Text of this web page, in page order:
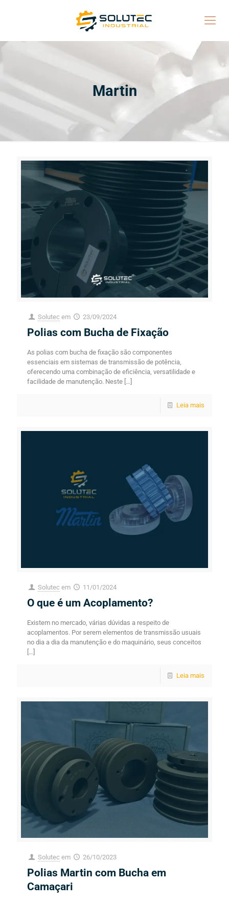
Martin
Solutec em 23/09/2024
Polias com Bucha de Fixação
As polias com bucha de fixação são componentes
essenciais em sistemas de transmissão de potência,
oferecendo uma combinação de eficiência, versatilidade e
facilidade de manutenção. Neste […]
Leia mais
Solutec em 11/01/2024
O que é um Acoplamento?
Existem no mercado, várias dúvidas a respeito de
acoplamentos. Por serem elementos de transmissão usuais
no dia a dia da manutenção e do maquinário, seus conceitos
[…]
Leia mais
Solutec em 26/10/2023
Polias Martin com Bucha em
Camaçari